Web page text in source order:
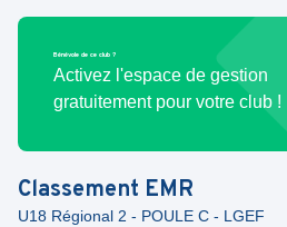
Bénévole de ce club ?
Activez l'espace de gestion
gratuitement pour votre club !
Classement EMR
U18 Régional 2 - POULE C - LGEF